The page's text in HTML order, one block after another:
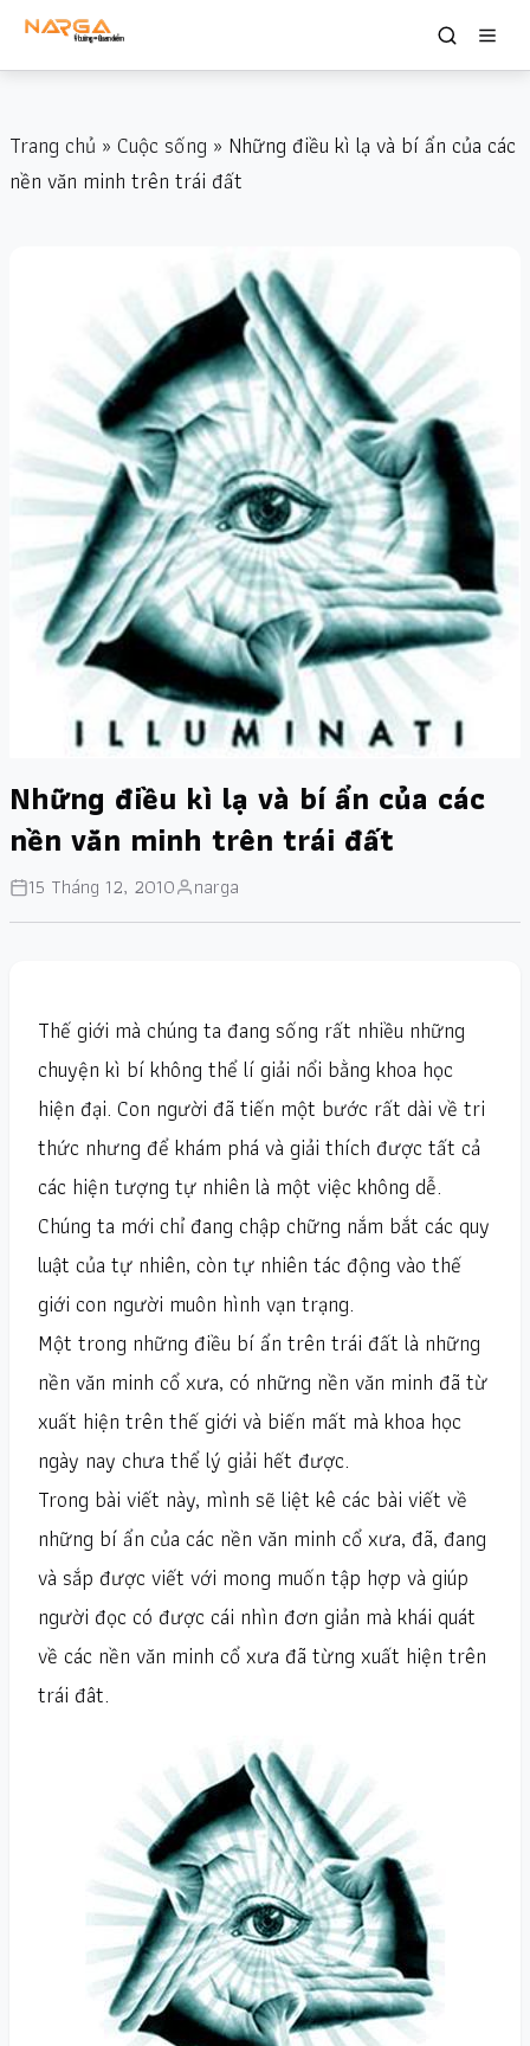
Trang chủ » Cuộc sống » Những điều kì lạ và bí ẩn của các
nền văn minh trên trái đất
Những điều kì lạ và bí ẩn của các
nền văn minh trên trái đất
15 Tháng 12, 2010 narga
Thế giới mà chúng ta đang sống rất nhiều những
chuyện kì bí không thể lí giải nổi bằng khoa học
hiện đại. Con người đã tiến một bước rất dài về tri
thức nhưng để khám phá và giải thích được tất cả
các hiện tượng tự nhiên là một việc không dễ.
Chúng ta mới chỉ đang chập chững nắm bắt các quy
luật của tự nhiên, còn tự nhiên tác động vào thế
giới con người muôn hình vạn trạng.
Một trong những điều bí ẩn trên trái đất là những
nền văn minh cổ xưa, có những nền văn minh đã từ
xuất hiện trên thế giới và biến mất mà khoa học
ngày nay chưa thể lý giải hết được.
Trong bài viết này, mình sẽ liệt kê các bài viết về
những bí ẩn của các nền văn minh cổ xưa, đã, đang
và sắp được viết với mong muốn tập hợp và giúp
người đọc có được cái nhìn đơn giản mà khái quát
về các nền văn minh cổ xưa đã từng xuất hiện trên
trái đât.